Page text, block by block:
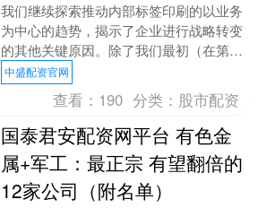
我们继续探索推动内部标签印刷的以业务
为中心的趋势，揭示了企业进行战略转变
的其他关键原因。除了我们最初（在第 1
部分中）对成本节约和灵活性优势的展望
之外，公司还....
中盛配资官网
查看： 190 分类： 股市配资
国泰君安配资网平台 有色金
属+军工：最正宗 有望翻倍的
12家公司（附名单）